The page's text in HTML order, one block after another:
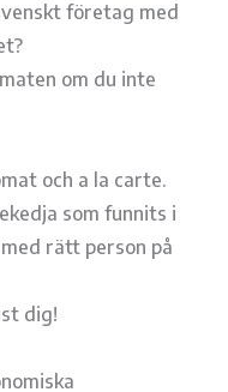
företag med
om du inte
och a la carte.
som funnits i
rätt person på
dig!